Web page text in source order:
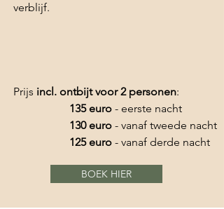
verblijf.
Prijs incl. ontbijt voor 2 personen:
135 euro- eerste nacht
130 euro- vanaf tweede nacht
125 euro- vanaf derde nacht
BOEK HIER